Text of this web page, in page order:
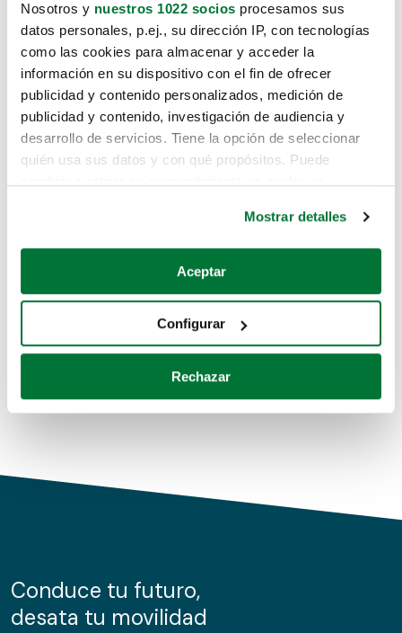
Nosotros y nuestros 1022 socios procesamos sus
datos personales, p.ej., su dirección IP, con tecnologías
como las cookies para almacenar y acceder la
información en su dispositivo con el fin de ofrecer
publicidad y contenido personalizados, medición de
publicidad y contenido, investigación de audiencia y
desarrollo de servicios. Tiene la opción de seleccionar
quién usa sus datos y con qué propósitos. Puede
Si lo permite, también quisiéramos:
Recopilar información sobre su ubicación geográfica
Identificar su dispositivo analizándolo activamente
para buscar características específicas (huellas
Obtenga más información sobre cómo se procesan sus
de cookies.
información sobre el uso que haga del sitio web con
nuestros partners de redes sociales, publicidad y análisis
Mostrar detalles
Aceptar
Configurar
Rechazar
Lo sentimos, no sabemos como
te hemos traido hasta aquí.
Pero puedes encontrar el coche que estás
buscando en alguno de estos enlaces:
Coches de segunda mano
Coches de km0
Conduce tu futuro,
desata tu movilidad